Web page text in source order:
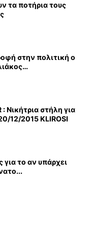
τα ποτήρια τους
στην πολιτική ο
Νικήτρια στήλη για
12/2015 KLIROSI
για το αν υπάρχει